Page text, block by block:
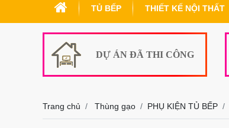
TỦ BẾP THIẾT KẾ NỘI THẤT
DỰ ÁN ĐÃ THI CÔNG
Trang chủ Thùng gạo PHỤ KIỆN TỦ BẾP